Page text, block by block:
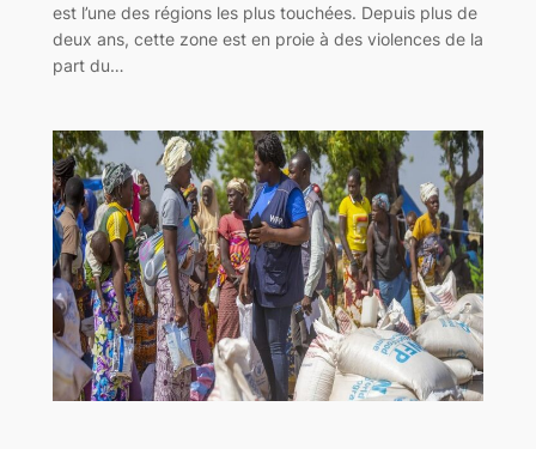
est l’une des régions les plus touchées. Depuis plus de
deux ans, cette zone est en proie à des violences de la
part du…